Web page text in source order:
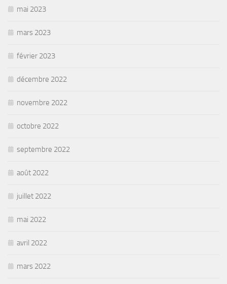
mai 2023
mars 2023
février 2023
décembre 2022
novembre 2022
octobre 2022
septembre 2022
août 2022
juillet 2022
mai 2022
avril 2022
mars 2022